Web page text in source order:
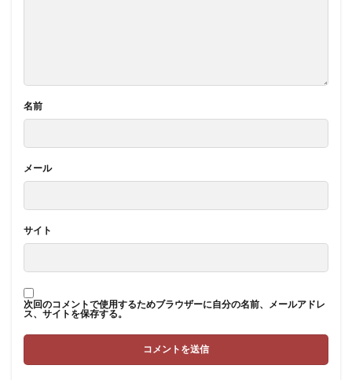
名前
メール
サイト
次回のコメントで使用するためブラウザーに自分の名前、メールアドレ
ス、サイトを保存する。